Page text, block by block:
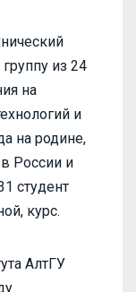
из 24
на
и
на родине,
России и
студент
курс.
АлтГУ